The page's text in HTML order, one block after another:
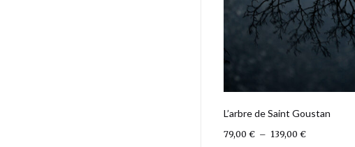
L’arbre de Saint Goustan
79,00 € – 139,00 €Plage de